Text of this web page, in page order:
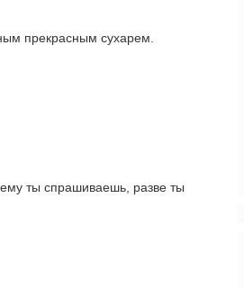
прекрасным сухарем.
ты спрашиваешь, разве ты